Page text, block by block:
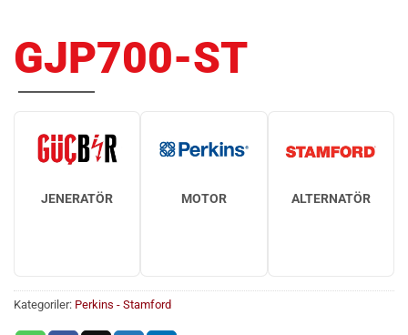
GJP700-ST
JENERATÖR MOTOR ALTERNATÖR
Kategoriler: Perkins - Stamford